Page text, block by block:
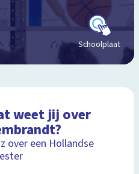
Schoolplaat
weet jij over
over een Hollandse